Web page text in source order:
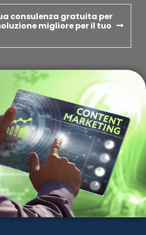
consulenza gratuita per
migliore per il tuo